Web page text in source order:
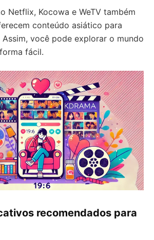
Netflix, Kocowa e WeTV também
conteúdo asiático para
você pode explorar o mundo
fácil.
recomendados para